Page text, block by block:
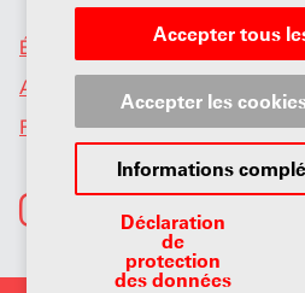
Accepter tous
Accepter les
Informations
Déclaration
de
protection
des données
Événements
Actualités Section
Portrait